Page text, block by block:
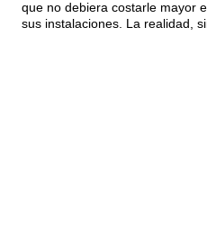
que no debiera costarle mayor
sus instalaciones. La realidad,